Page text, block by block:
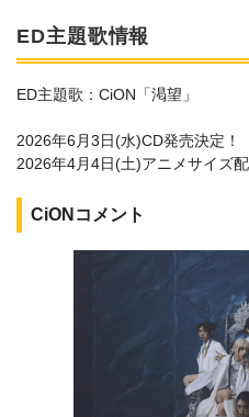
ED主題歌情報
ED主題歌：CiON「渇望」
2026年6月3日(水)CD発売決定！
2026年4月4日(土)アニメサイズ
CiONコメント